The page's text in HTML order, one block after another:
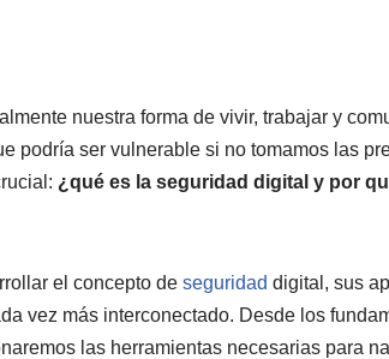
nuestra forma de vivir, trabajar y
podría ser vulnerable si no tomamos las
¿qué es la seguridad digital y por
el concepto de seguridad digital, sus
vez más interconectado. Desde los
las herramientas necesarias para